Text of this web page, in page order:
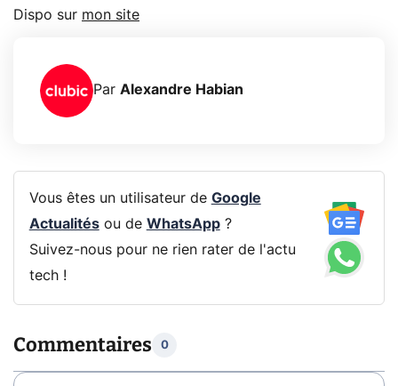
Dispo sur mon site
Par Alexandre Habian
Vous êtes un utilisateur de Google
Actualitésou de WhatsApp?
Suivez-nous pour ne rien rater de l'actu
tech !
Commentaires 0